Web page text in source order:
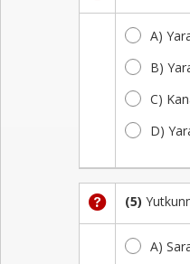
A)
B)
C)
D)
(5)
A)